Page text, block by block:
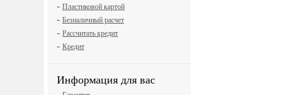
- Пластиковой картой
- Безналичный расчет
- Рассчитать кредит
- Кредит
Информация для вас